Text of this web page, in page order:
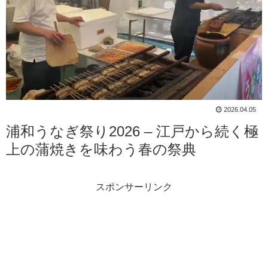
2026.04.05
浦和うなぎ祭り2026 – 江戸から続く極
上の蒲焼きを味わう春の祭典
スポンサーリンク